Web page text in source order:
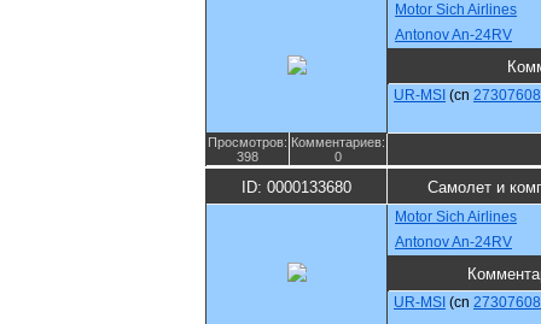
Motor Sich Airlines
Antonov An-24RV
UR-MSI (cn 27307608
Просмотров:
398
Комментариев:
0
ID: 0000133680 Самолет и
Motor Sich Airlines
Antonov An-24RV
UR-MSI (cn 27307608